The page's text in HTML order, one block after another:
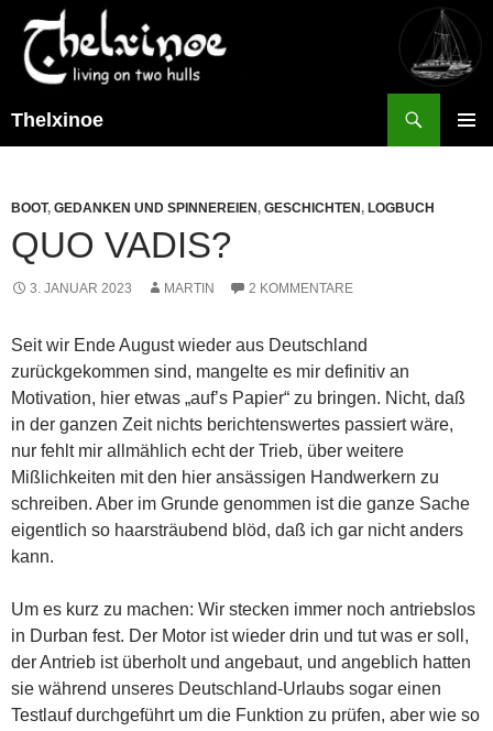
Thelxinoe
BOOT, GEDANKEN UND SPINNEREIEN , GESCHICHTEN , LOGBUCH
QUO VADIS?
3. JANUAR 2023 MARTIN 2 KOMMENTARE
Seit wir Ende August wieder aus Deutschland
zurückgekommen sind, mangelte es mir definitiv an
Motivation, hier etwas „auf’s Papier“ zu bringen. Nicht, daß
in der ganzen Zeit nichts berichtenswertes passiert wäre,
nur fehlt mir allmählich echt der Trieb, über weitere
Mißlichkeiten mit den hier ansässigen Handwerkern zu
schreiben. Aber im Grunde genommen ist die ganze Sache
eigentlich so haarsträubend blöd, daß ich gar nicht anders
kann.
Um es kurz zu machen: Wir stecken immer noch antriebslos
in Durban fest. Der Motor ist wieder drin und tut was er soll,
der Antrieb ist überholt und angebaut, und angeblich hatten
sie während unseres Deutschland-Urlaubs sogar einen
Testlauf durchgeführt um die Funktion zu prüfen, aber wie so